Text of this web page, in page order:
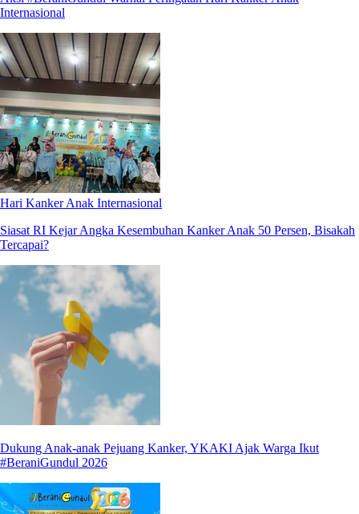
Internasional
Hari Kanker Anak Internasional
Siasat RI Kejar Angka Kesembuhan Kanker Anak 50 Persen, Bisakah
Tercapai?
Dukung Anak-anak Pejuang Kanker, YKAKI Ajak Warga Ikut
#BeraniGundul 2026